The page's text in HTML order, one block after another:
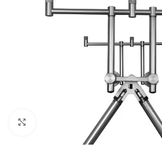
Натисніть, щоб збільшити